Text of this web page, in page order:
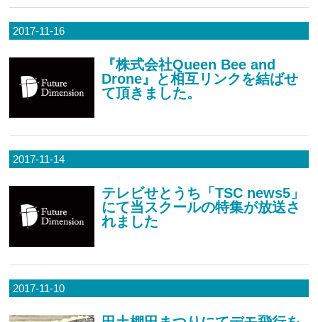
2017-11-16
『株式会社Queen Bee and
Drone』と相互リンクを結ばせ
て頂きました。
2017-11-14
テレビせとうち「TSC news5」
にて当スクールの特集が放送さ
れました
2017-11-10